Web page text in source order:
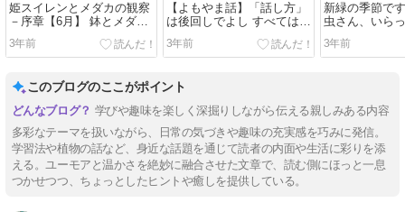
姫スイレンとメダカの観察
－序章【6月】 鉢とメダカ
で悪戦苦闘
3年前
【よもやま話】「話し方」
は後回しでよし すべては
“Identity” で片付きます
3年前
新緑の季節で
虫さん、いら
3年前
このブログのここがポイント
学びや趣味を楽しく深掘りしながら伝える親しみある内容
多彩なテーマを扱いながら、日常の気づきや趣味の充実感を巧みに発信。
学習法や植物の話など、身近な話題を通じて読者の内面や生活に彩りを添
える。ユーモアと温かさを絶妙に融合させた文章で、読む側にほっと一息
つかせつつ、ちょっとしたヒントや癒しを提供している。